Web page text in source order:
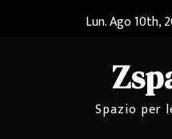
Lun. Ago 10th,
Spazio per